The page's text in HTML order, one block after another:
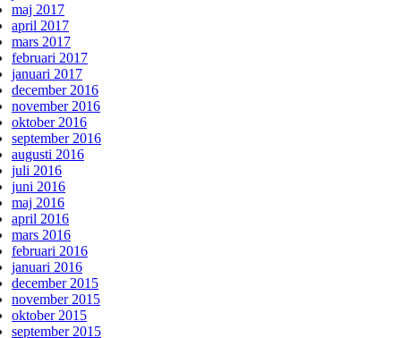
maj 2017
april 2017
mars 2017
februari 2017
januari 2017
december 2016
november 2016
oktober 2016
september 2016
augusti 2016
juli 2016
juni 2016
maj 2016
april 2016
mars 2016
februari 2016
januari 2016
december 2015
november 2015
oktober 2015
september 2015